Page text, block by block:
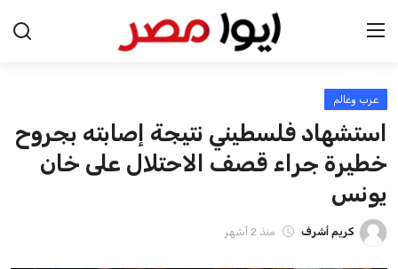
الرئيسية
اخبار مصر
عرب وعالم
اقتصاد
عرب وعالم
استشهاد فلسطيني نتيجة إصابته بجروح
خطيرة جراء قصف الاحتلال على خان
يونس
كريم أشرف منذ 2 أشهر